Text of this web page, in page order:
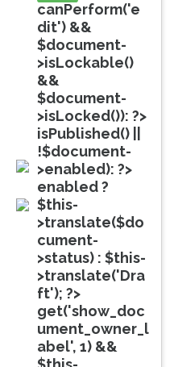
doc
doc
canPerform('e
dit') &&
$document-
>isLockable()
&&
$document-
>isLocked()): ?>
isPublished() ||
!$document-
>enabled): ?>
enabled ?
$this-
>translate($do
cument-
>status) : $this-
>translate('Dra
ft'); ?>
get('show_doc
ument_owner_l
abel', 1) &&